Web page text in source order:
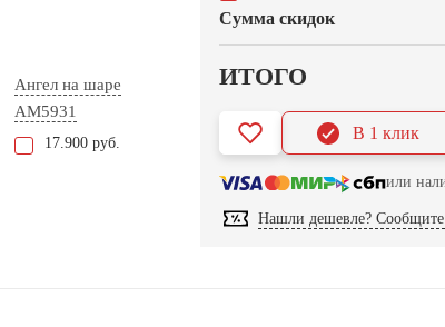
Ангел на шаре
AM5931
17.900 руб.
Сумма скидок
ИТОГО
В 1 клик
или
Нашли дешевле? Сообщите